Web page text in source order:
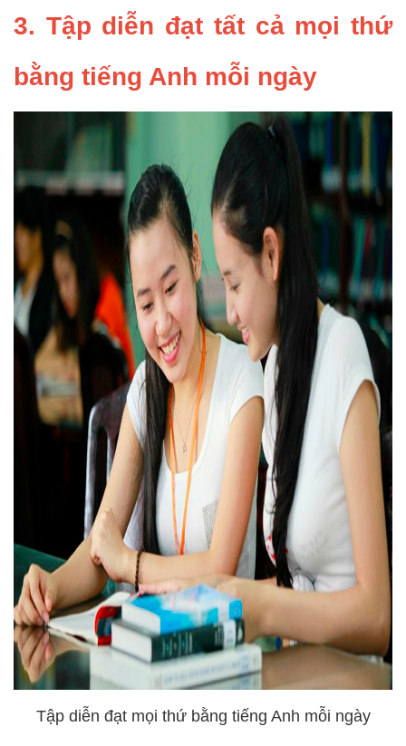
3. Tập diễn đạt tất cả mọi thứ
bằng tiếng Anh mỗi ngày
Tập diễn đạt mọi thứ bằng tiếng Anh mỗi ngày